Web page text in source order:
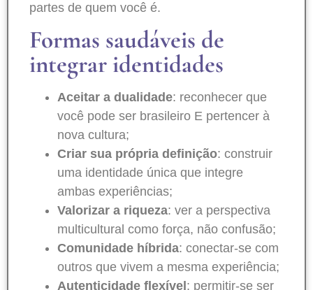
partes de quem você é.
Formas saudáveis de
integrar identidades
Aceitar a dualidade: reconhecer que
você pode ser brasileiro E pertencer à
nova cultura;
Criar sua própria definição: construir
uma identidade única que integre
ambas experiências;
Valorizar a riqueza: ver a perspectiva
multicultural como força, não confusão;
Comunidade híbrida: conectar-se com
outros que vivem a mesma experiência;
Autenticidade flexível: permitir-se ser